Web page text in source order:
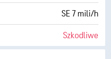
10 (B. jasne)
0%
SE 7 mili/h
Szkodliwe